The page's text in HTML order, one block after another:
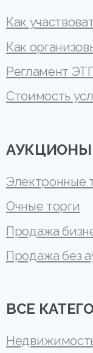
Как
Как
Регламент
Стоимость
АУКЦИОНЫ
Электронные
Очные торги
Продажа
Продажа без
ВСЕ